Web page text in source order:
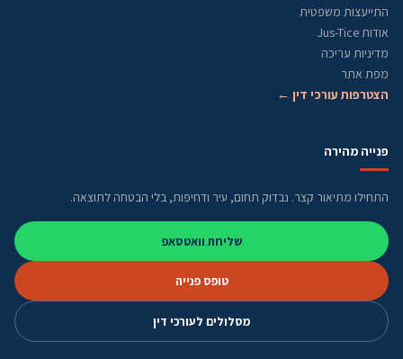
התייעצות משפטית
אודות Jus-Tice
מדיניות עריכה
מפת אתר
הצטרפות עורכי דין ←
פנייה מהירה
התחילו מתיאור קצר. נבדוק תחום, עיר ודחיפות, בלי הבטחה לתוצאה.
שליחת וואטסאפ
טופס פנייה
מסלולים לעורכי דין